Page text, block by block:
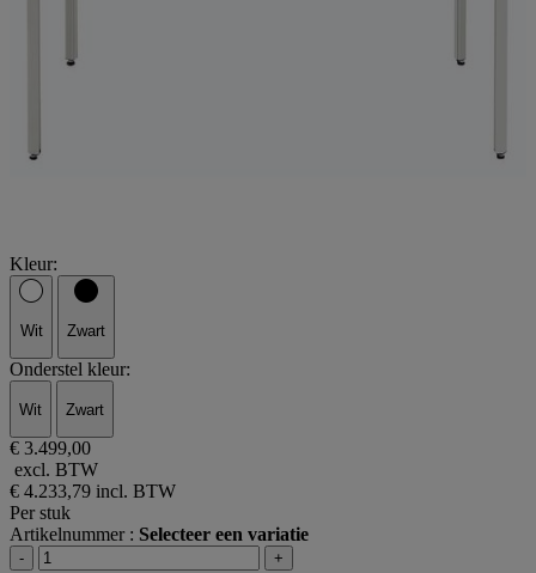
Kleur:
Wit Zwart
Onderstel kleur:
Wit Zwart
€ 3.499,00
excl. BTW
€ 4.233,79 incl. BTW
Per stuk
Artikelnummer : Selecteer een variatie
- +